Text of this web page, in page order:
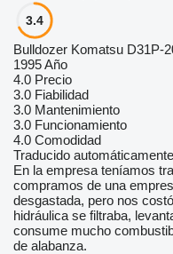
3.4
Bulldozer Komatsu D31P-
1995 Año
4.0 Precio
3.0 Fiabilidad
3.0 Mantenimiento
3.0 Funcionamiento
4.0 Comodidad
Traducido automáticamente
En la empresa teníamos
compramos de una
desgastada, pero nos
hidráulica se filtraba,
consume mucho
de alabanza.